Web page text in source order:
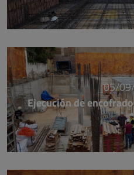
05/
Ejecución de